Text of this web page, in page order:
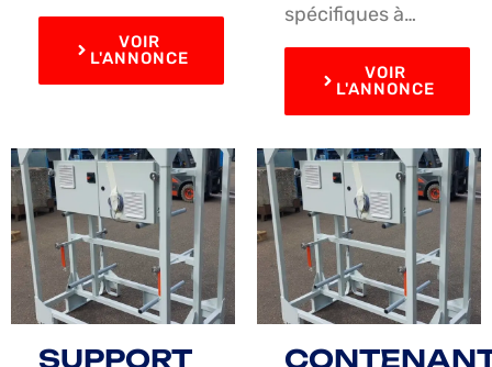
VOIR
L'ANNONCE
spécifiques à…
VOIR
L'ANNONCE
SUPPORT